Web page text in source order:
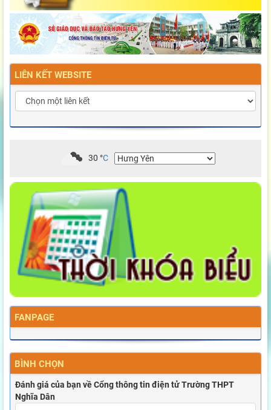
LIÊN KẾT WEBSITE
30 °C
FANPAGE
BÌNH CHỌN
Đánh giá của bạn về Cổng thông tin điện tử Trường THPT
Nghĩa Dân